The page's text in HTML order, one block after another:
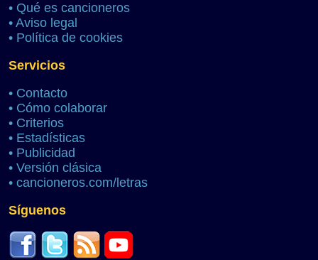
• Qué es cancioneros
• Aviso legal
• Política de cookies
Servicios
• Contacto
• Cómo colaborar
• Criterios
• Estadísticas
• Publicidad
• Versión clásica
• cancioneros.com/letras
Síguenos